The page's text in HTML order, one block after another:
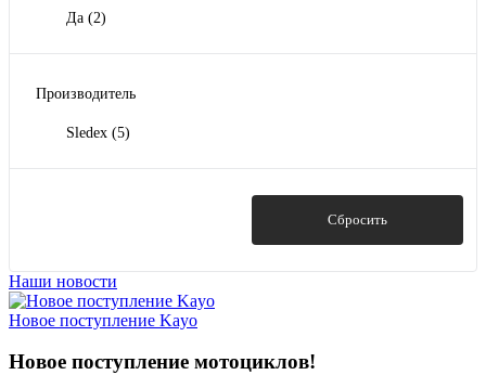
Да (2)
Производитель
Sledex (5)
Сбросить
Наши новости
Новое поступление Kayo
Новое поступление мотоциклов!